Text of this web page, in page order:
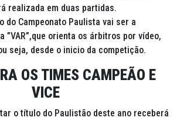
realizada em duas partidas.
do Campeonato Paulista vai ser a
”VAR”,que orienta os árbitros por vídeo,
seja, desde o inicio da competição.
OS TIMES CAMPEÃO E
VICE
o título do Paulistão deste ano receberá